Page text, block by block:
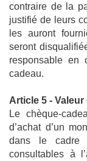
contraire de la
justifié de leurs
les auront
seront
responsable en
cadeau.
Article 5 -
Le chèque-
d’achat d’un
dans le cadre
consultables à